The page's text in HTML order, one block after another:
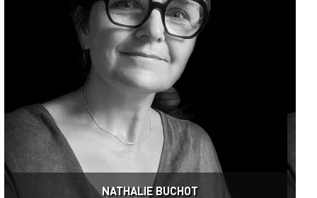
NATHALIE BUCHOT